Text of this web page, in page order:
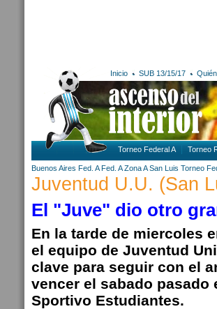
Inicio SUB 13/15/17
Torneo Federal A Torneo
Buenos Aires Fed. A Fed. A Zona A San Luis Torneo
Juventud U.U. (San
El "Juve" dio otro
En la tarde de miercoles
el equipo de Juventud
clave para seguir con el
vencer el sabado pasado
Sportivo Estudiantes.